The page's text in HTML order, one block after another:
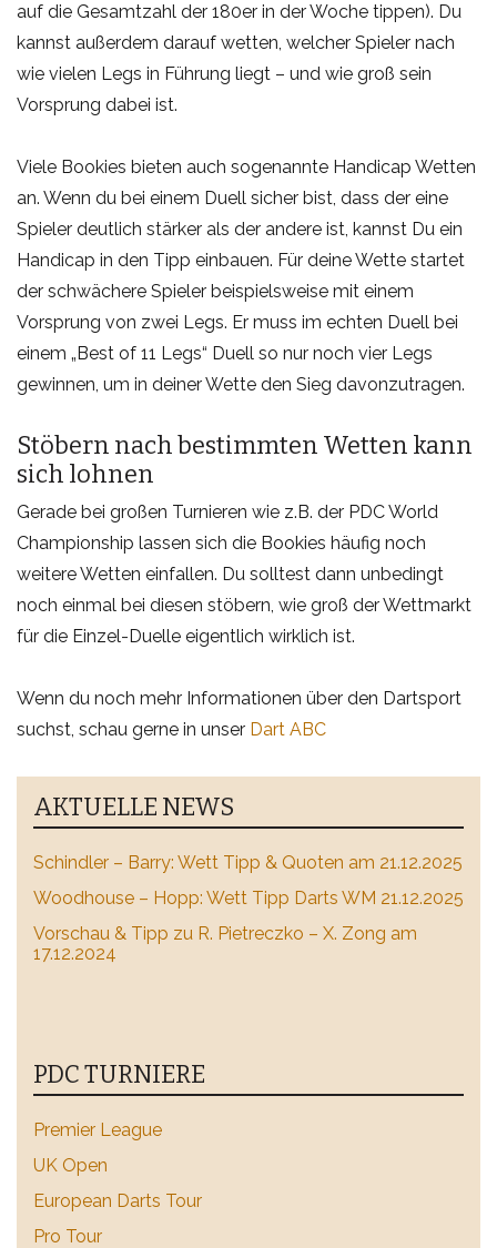
auf die Gesamtzahl der 180er in der Woche tippen). Du
kannst außerdem darauf wetten, welcher Spieler nach
wie vielen Legs in Führung liegt – und wie groß sein
Vorsprung dabei ist.
Viele Bookies bieten auch sogenannte Handicap Wetten
an. Wenn du bei einem Duell sicher bist, dass der eine
Spieler deutlich stärker als der andere ist, kannst Du ein
Handicap in den Tipp einbauen. Für deine Wette startet
der schwächere Spieler beispielsweise mit einem
Vorsprung von zwei Legs. Er muss im echten Duell bei
einem „Best of 11 Legs“ Duell so nur noch vier Legs
gewinnen, um in deiner Wette den Sieg davonzutragen.
Stöbern nach bestimmten Wetten kann
sich lohnen
Gerade bei großen Turnieren wie z.B. der PDC World
Championship lassen sich die Bookies häufig noch
weitere Wetten einfallen. Du solltest dann unbedingt
noch einmal bei diesen stöbern, wie groß der Wettmarkt
für die Einzel-Duelle eigentlich wirklich ist.
Wenn du noch mehr Informationen über den Dartsport
suchst, schau gerne in unser Dart ABC
AKTUELLE NEWS
Schindler – Barry: Wett Tipp & Quoten am 21.12.2025
Woodhouse – Hopp: Wett Tipp Darts WM 21.12.2025
Vorschau & Tipp zu R. Pietreczko – X. Zong am
17.12.2024
PDC TURNIERE
Premier League
UK Open
European Darts Tour
Pro Tour